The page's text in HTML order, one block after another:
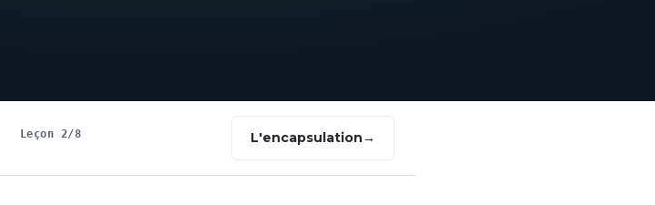
Leçon 2/8 L'encapsulation